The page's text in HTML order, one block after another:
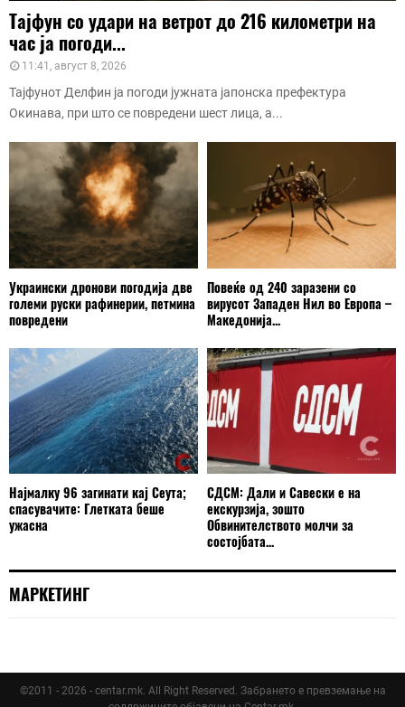
Тајфун со удари на ветрот до 216 километри на
час ја погоди...
11:41, август 8, 2026
Тајфунот Делфин ја погоди јужната јапонска префектура
Окинава, при што се повредени шест лица, а...
Украински дронови погодија две
големи руски рафинерии, петмина
повредени
Повеќе од 240 заразени со
вирусот Западен Нил во Европа –
Македонија...
Најмалку 96 загинати кај Сеута;
спасувачите: Глетката беше
ужасна
СДСМ: Дали и Савески е на
екскурзија, зошто
Обвинителството молчи за
состојбата...
МАРКЕТИНГ
©2011 - 2026 - centar.mk. All Right Reserved. Забрането е превземање на